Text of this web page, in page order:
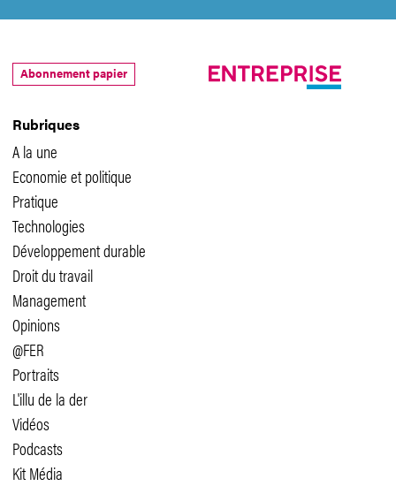
Rubriques
A la une
Economie et politique
Pratique
Technologies
Développement durable
Droit du travail
Management
Opinions
@FER
Portraits
L'illu de la der
Vidéos
Podcasts
Kit Média
Abonnement papier